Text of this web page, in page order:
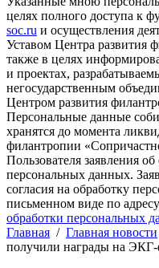
целях полного доступа к
soc.ru и осуществления
Уставом Центра развития
также в целях
и проектах,
негосударственным
Центром развития
Персональные данные
хранятся до момента
филантропии
Пользователя заявления
персональных данных.
согласия на обработку
письменном виде по
обработки персональных
Главная / Главная новости
получили награды на